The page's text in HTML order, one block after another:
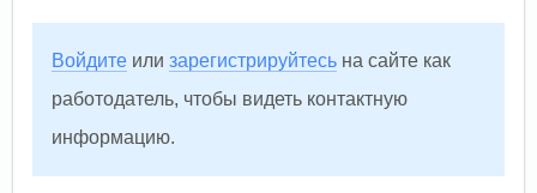
Войдите илизарегистрируйтесь на сайте как
работодатель, чтобы видеть контактную
информацию.